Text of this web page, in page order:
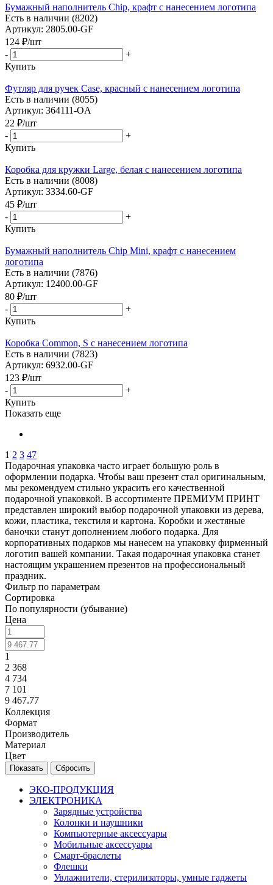
Бумажный наполнитель Chip, крафт с нанесением логотипа
Есть в наличии (8202)
Артикул: 2805.00-GF
124 ₽/шт
-
+
Купить
Футляр для ручек Case, красный с нанесением логотипа
Есть в наличии (8055)
Артикул: 364111-OA
22 ₽/шт
-
+
Купить
Коробка для кружки Large, белая с нанесением логотипа
Есть в наличии (8008)
Артикул: 3334.60-GF
45 ₽/шт
-
+
Купить
Бумажный наполнитель Chip Mini, крафт с нанесением
логотипа
Есть в наличии (7876)
Артикул: 12400.00-GF
80 ₽/шт
-
+
Купить
Коробка Common, S с нанесением логотипа
Есть в наличии (7823)
Артикул: 6932.00-GF
123 ₽/шт
-
+
Купить
Показать еще
1 2 3 47
Подарочная упаковка часто играет большую роль в
оформлении подарка. Чтобы ваш презент стал оригинальным,
мы рекомендуем стильно украсить его качественной
подарочной упаковкой. В ассортименте ПРЕМИУМ ПРИНТ
представлен широкий выбор подарочной упаковки из дерева,
кожи, пластика, текстиля и картона. Коробки и жестяные
баночки станут дополнением любого подарка. Для
корпоративных подарков мы нанесем на упаковку фирменный
логотип вашей компании. Такая подарочная упаковка станет
настоящим украшением презентов на профессиональный
праздник.
Фильтр по параметрам
Сортировка
По популярности (убывание)
Цена
1
2 368
4 734
7 101
9 467.77
Коллекция
Формат
Производитель
Материал
Цвет
Сбросить
ЭКО-ПРОДУКЦИЯ
ЭЛЕКТРОНИКА
Зарядные устройства
Колонки и наушники
Компьютерные аксессуары
Мобильные аксессуары
Смарт-браслеты
Флешки
Увлажнители, стерилизаторы, умные гаджеты